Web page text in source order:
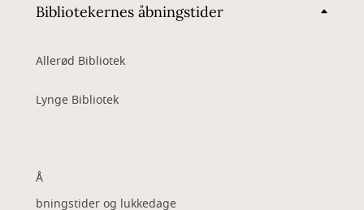
Bibliotekernes åbningstider
Allerød Bibliotek
Lynge Bibliotek
Å
bningstider og lukkedage